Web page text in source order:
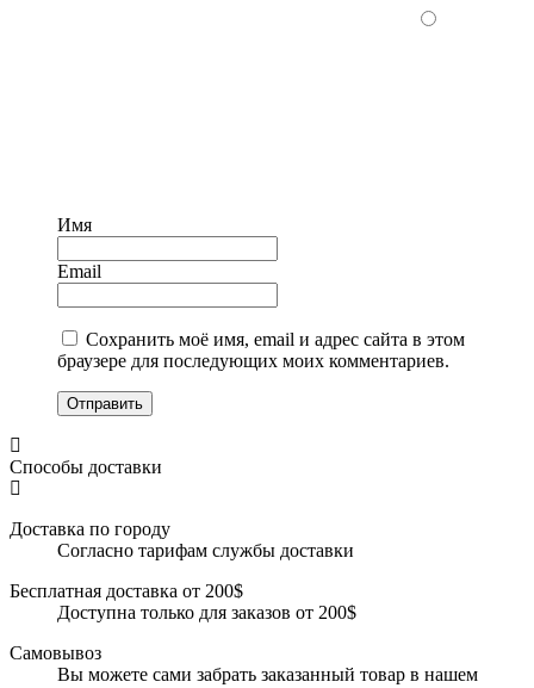
Имя
Email
Сохранить моё имя, email и адрес сайта в этом
браузере для последующих моих комментариев.
Отправить
Способы доставки
Доставка по городу
Согласно тарифам службы доставки
Бесплатная доставка от 200$
Доступна только для заказов от 200$
Самовывоз
Вы можете сами забрать заказанный товар в нашем